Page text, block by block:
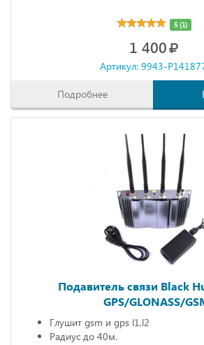
5 (1)
1 400
Артикул: 9943-
Подробнее
Подавитель связи Black
GPS/GLONASS/
Глушит gsm и gps l1,l2
Радиус до 40м.